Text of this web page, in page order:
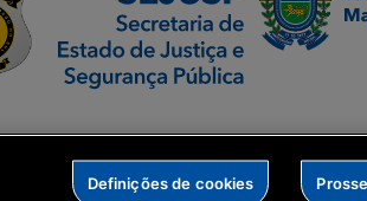
Definições de cookies